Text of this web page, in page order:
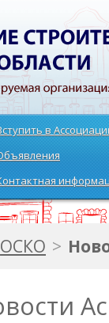
в
ОСКО >